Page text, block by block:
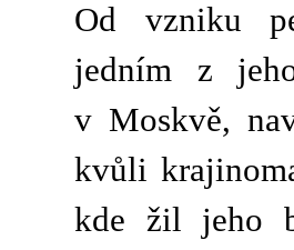
Od vzniku
jedním z
v Moskvě,
kvůli
kde žil jeho